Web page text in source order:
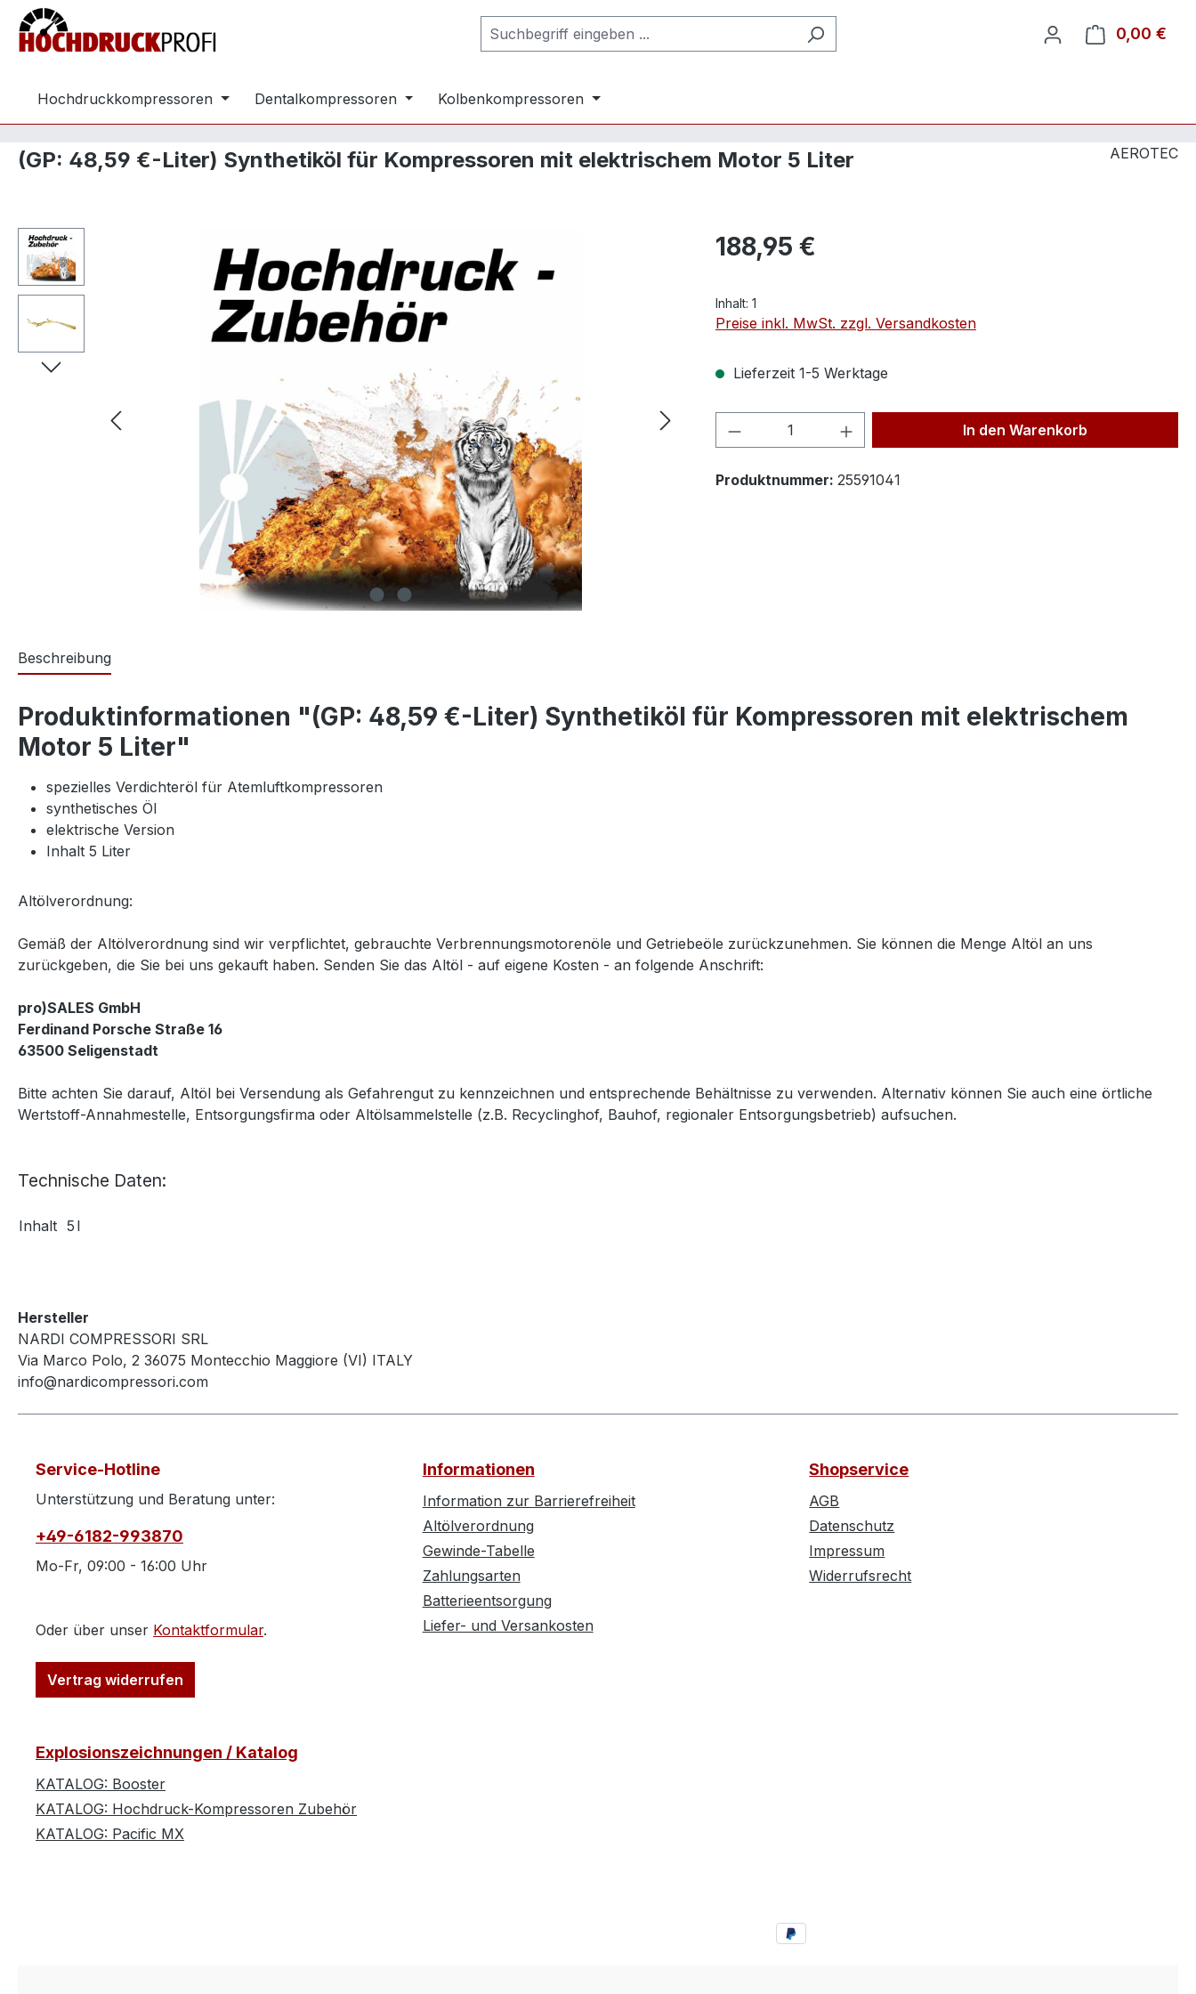
Hauptinhalt springen
Zur Suche springen
Zur Hauptnavigation springen
0,00 €
Hochdruckkompressoren Dentalkompressoren Kolbenkompressoren
(GP: 48,59 €-Liter) Synthetiköl für Kompressoren mit elektrischem Motor 5 Liter AEROTEC
Bildergalerie überspringen 188,95 €
Inhalt: 1
Preise inkl. MwSt. zzgl. Versandkosten
Lieferzeit 1-5 Werktage
Produkt Anzahl: Gib den gewünschten Wert
In den Warenkorb
Produktnummer: 25591041
Beschreibung
Produktinformationen "(GP: 48,59 €-Liter) Synthetiköl für Kompressoren mit elektrischem
Motor 5 Liter"
spezielles Verdichteröl für Atemluftkompressoren
synthetisches Öl
elektrische Version
Inhalt 5 Liter
Altölverordnung:
Gemäß der Altölverordnung sind wir verpflichtet, gebrauchte Verbrennungsmotorenöle und Getriebeöle zurückzunehmen. Sie können die Menge Altöl an uns
zurückgeben, die Sie bei uns gekauft haben. Senden Sie das Altöl - auf eigene Kosten - an folgende Anschrift:
pro)SALES GmbH
Ferdinand Porsche Straße 16
63500 Seligenstadt
Bitte achten Sie darauf, Altöl bei Versendung als Gefahrengut zu kennzeichnen und entsprechende Behältnisse zu verwenden. Alternativ können Sie auch eine örtliche
Wertstoff-Annahmestelle, Entsorgungsfirma oder Altölsammelstelle (z.B. Recyclinghof, Bauhof, regionaler Entsorgungsbetrieb) aufsuchen.
Technische Daten:
Inhalt 5 l
Hersteller
NARDI COMPRESSORI SRL
Via Marco Polo, 2 36075 Montecchio Maggiore (VI) ITALY
info@nardicompressori.com
Service-Hotline
Unterstützung und Beratung unter:
+49-6182-993870
Mo-Fr, 09:00 - 16:00 Uhr
Oder über unser Kontaktformular.
Vertrag widerrufen
Informationen
Information zur Barrierefreiheit
Altölverordnung
Gewinde-Tabelle
Zahlungsarten
Batterieentsorgung
Liefer- und Versankosten
Shopservice
AGB
Datenschutz
Impressum
Widerrufsrecht
Explosionszeichnungen / Katalog
KATALOG: Booster
KATALOG: Hochdruck-Kompressoren Zubehör
KATALOG: Pacific MX